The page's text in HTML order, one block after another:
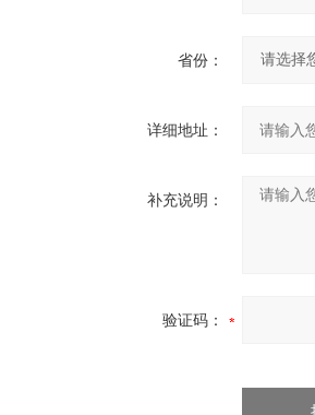
省份：
详细地址：
补充说明：
验证码：